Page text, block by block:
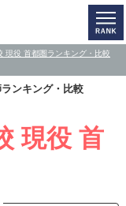
現役 首都圏ランキング・比較
ンキング・比較
現役 首